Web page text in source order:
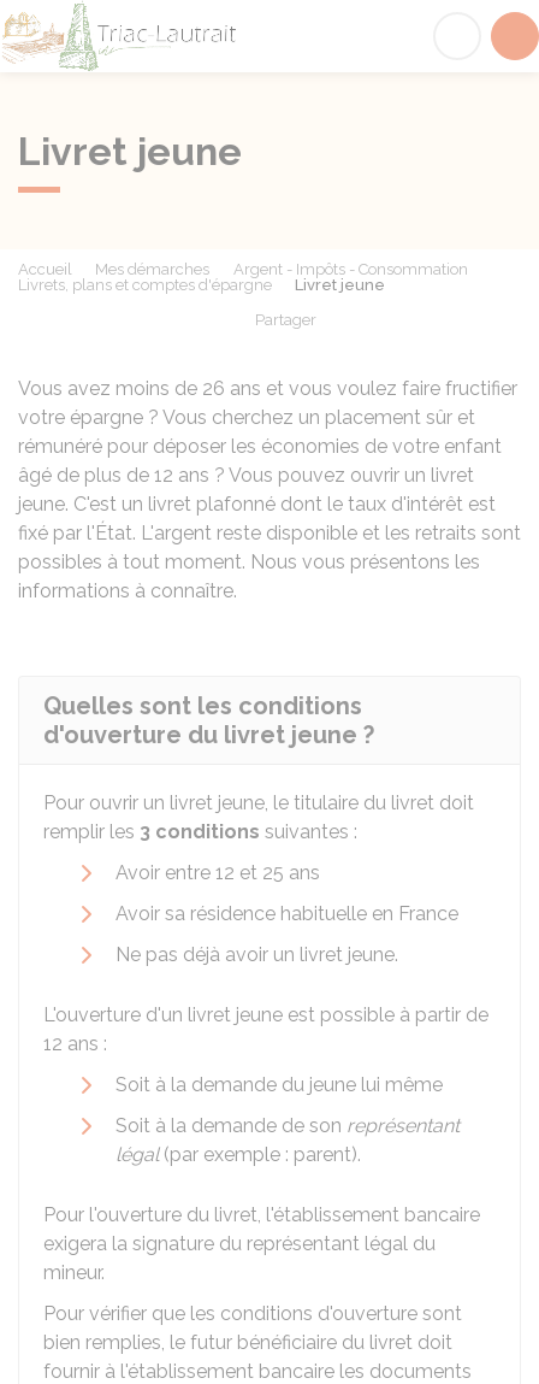
Livret jeune
Accueil Mes démarches
Argent - Impôts - Consommation
Livrets, plans et comptes d'épargne
Livret jeune
Partager
Vous avez moins de 26 ans et vous voulez faire fructifier
votre épargne ? Vous cherchez un placement sûr et
rémunéré pour déposer les économies de votre enfant
âgé de plus de 12 ans ? Vous pouvez ouvrir un livret
jeune. C'est un livret plafonné dont le taux d'intérêt est
fixé par l'État. L'argent reste disponible et les retraits sont
possibles à tout moment. Nous vous présentons les
informations à connaître.
Quelles sont les conditions
d'ouverture du livret jeune ?
Pour ouvrir un livret jeune, le titulaire du livret doit
remplir les 3 conditions suivantes :
Avoir entre 12 et 25 ans
Avoir sa résidence habituelle en France
Ne pas déjà avoir un livret jeune.
L'ouverture d'un livret jeune est possible à partir de
12 ans :
Soit à la demande du jeune lui même
Soit à la demande de son représentant
légal (par exemple : parent).
Pour l'ouverture du livret, l'établissement bancaire
exigera la signature du représentant légal du
mineur.
Pour vérifier que les conditions d'ouverture sont
bien remplies, le futur bénéficiaire du livret doit
fournir à l'établissement bancaire les documents